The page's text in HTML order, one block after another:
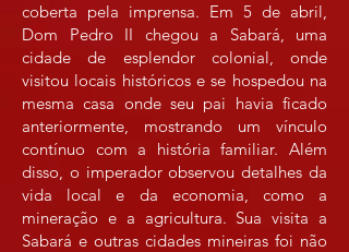
coberta pela imprensa. Em 5 de abril,
Dom Pedro II chegou a Sabará, uma
cidade de esplendor colonial, onde
visitou locais históricos e se hospedou na
mesma casa onde seu pai havia ficado
anteriormente, mostrando um vínculo
contínuo com a história familiar. Além
disso, o imperador observou detalhes da
vida local e da economia, como a
mineração e a agricultura. Sua visita a
Sabará e outras cidades mineiras foi não